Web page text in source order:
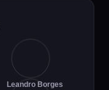
Leandro Borges